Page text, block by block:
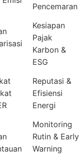
Pencemaran
Kesiapan
Pajak
Karbon &
ESG
Reputasi &
Efisiensi
Energi
Monitoring
Rutin & Early
Warning